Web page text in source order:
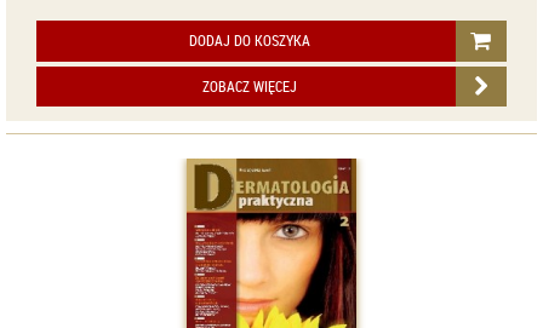
DODAJ DO KOSZYKA
ZOBACZ WIĘCEJ